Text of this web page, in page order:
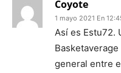
Coyote
1 mayo 2021 En
Así es Estu72.
general entre